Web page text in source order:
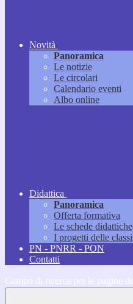
Novità
Panoramica
Le notizie
Le circolari
Calendario eventi
Albo online
Didattica
Panoramica
Offerta formativa
Le schede didattiche
I progetti delle classi
PN - PNRR - PON
Contatti